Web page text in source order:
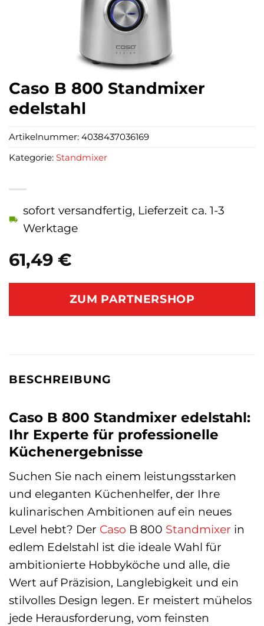
Caso B 800 Standmixer
edelstahl
61,49 €
sofort versandfertig, Lieferzeit ca. 1-3
Werktage
ZUM PARTNERSHOP
Artikelnummer: 4038437036169
Kategorie: Standmixer
BESCHREIBUNG
Caso B 800 Standmixer edelstahl:
Ihr Experte für professionelle
Küchenergebnisse
Suchen Sie nach einem leistungsstarken
und eleganten Küchenhelfer, der Ihre
kulinarischen Ambitionen auf ein neues
Level hebt? Der Caso B 800 Standmixer in
edlem Edelstahl ist die ideale Wahl für
ambitionierte Hobbyköche und alle, die
Wert auf Präzision, Langlebigkeit und ein
stilvolles Design legen. Er meistert mühelos
jede Herausforderung, vom feinsten